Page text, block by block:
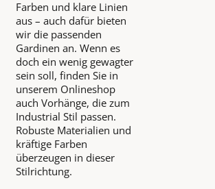
Farben und klare Linien
aus – auch dafür bieten
wir die passenden
Gardinen an. Wenn es
doch ein wenig gewagter
sein soll, finden Sie in
unserem Onlineshop
auch Vorhänge, die zum
Industrial Stil passen.
Robuste Materialien und
kräftige Farben
überzeugen in dieser
Stilrichtung.